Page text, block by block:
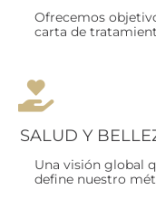
Ofrecemos
carta de
SALUD Y
Una visión global
define nuestro